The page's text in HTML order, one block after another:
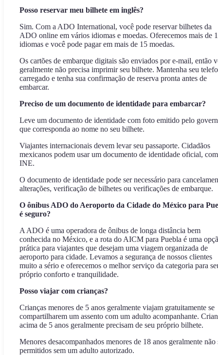
Posso reservar meu bilhete em inglês?
Sim. Com a ADO International, você pode reservar bilhetes da
ADO online em vários idiomas e moedas. Oferecemos mais de
idiomas e você pode pagar em mais de 15 moedas.
Os cartões de embarque digitais são enviados por e-mail, então
geralmente não precisa imprimir seu bilhete. Mantenha seu
carregado e tenha sua confirmação de reserva pronta antes de
embarcar.
Preciso de um documento de identidade para embarcar?
Leve um documento de identidade com foto emitido pelo
que corresponda ao nome no seu bilhete.
Viajantes internacionais devem levar seu passaporte. Cidadãos
mexicanos podem usar um documento de identidade oficial,
INE.
O documento de identidade pode ser necessário para
alterações, verificação de bilhetes ou verificações de embarque.
O ônibus ADO do Aeroporto da Cidade do México para
é seguro?
A ADO é uma operadora de ônibus de longa distância bem
conhecida no México, e a rota do AICM para Puebla é uma
prática para viajantes que desejam uma viagem organizada de
aeroporto para cidade. Levamos a segurança de nossos clientes
muito a sério e oferecemos o melhor serviço da categoria para
próprio conforto e tranquilidade.
Posso viajar com crianças?
Crianças menores de 5 anos geralmente viajam gratuitamente se
compartilharem um assento com um adulto acompanhante.
acima de 5 anos geralmente precisam de seu próprio bilhete.
Menores desacompanhados menores de 18 anos geralmente não
permitidos sem um adulto autorizado.